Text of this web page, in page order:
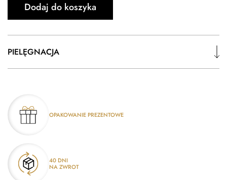
Dodaj do koszyka
PIELĘGNACJA
OPAKOWANIE PREZENTOWE
40 DNI
NA ZWROT